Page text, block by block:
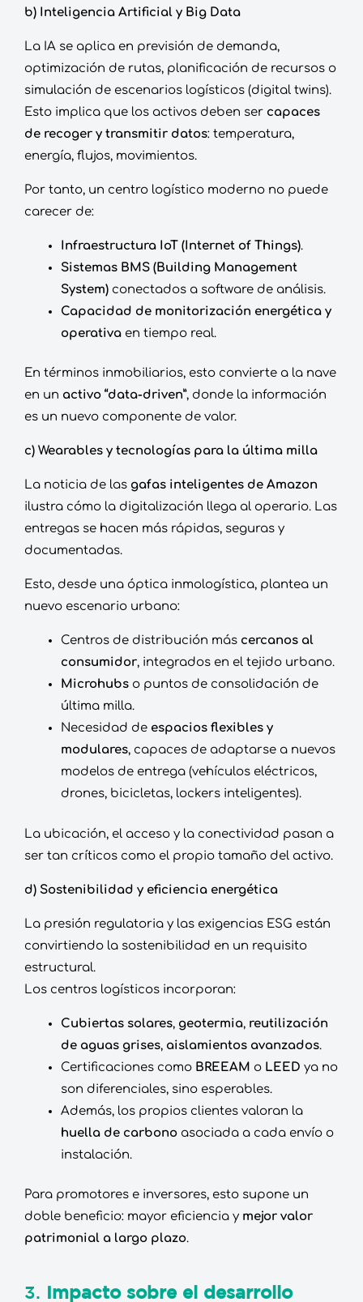
b) Inteligencia Artificial y Big Data
La IA se aplica en previsión de demanda,
optimización de rutas, planificación de recursos o
simulación de escenarios logísticos (digital twins).
Esto implica que los activos deben ser capaces
de recoger y transmitir datos: temperatura,
energía, flujos, movimientos.
Por tanto, un centro logístico moderno no puede
carecer de:
Infraestructura IoT (Internet of Things).
Sistemas BMS (Building Management
System) conectados a software de análisis.
Capacidad de monitorización energética y
operativa en tiempo real.
En términos inmobiliarios, esto convierte a la nave
en un activo “data-driven”, donde la información
es un nuevo componente de valor.
c) Wearables y tecnologías para la última milla
La noticia de las gafas inteligentes de Amazon
ilustra cómo la digitalización llega al operario. Las
entregas se hacen más rápidas, seguras y
documentadas.
Esto, desde una óptica inmologística, plantea un
nuevo escenario urbano:
Centros de distribución más cercanos al
consumidor, integrados en el tejido urbano.
Microhubs o puntos de consolidación de
última milla.
Necesidad de espacios flexibles y
modulares, capaces de adaptarse a nuevos
modelos de entrega (vehículos eléctricos,
drones, bicicletas, lockers inteligentes).
La ubicación, el acceso y la conectividad pasan a
ser tan críticos como el propio tamaño del activo.
d) Sostenibilidad y eficiencia energética
La presión regulatoria y las exigencias ESG están
convirtiendo la sostenibilidad en un requisito
estructural.
Los centros logísticos incorporan:
Cubiertas solares, geotermia, reutilización
de aguas grises, aislamientos avanzados.
Certificaciones como BREEAM o LEED ya no
son diferenciales, sino esperables.
Además, los propios clientes valoran la
huella de carbono asociada a cada envío o
instalación.
Para promotores e inversores, esto supone un
doble beneficio: mayor eficiencia y mejor valor
patrimonial a largo plazo.
3. Impacto sobre el desarrollo